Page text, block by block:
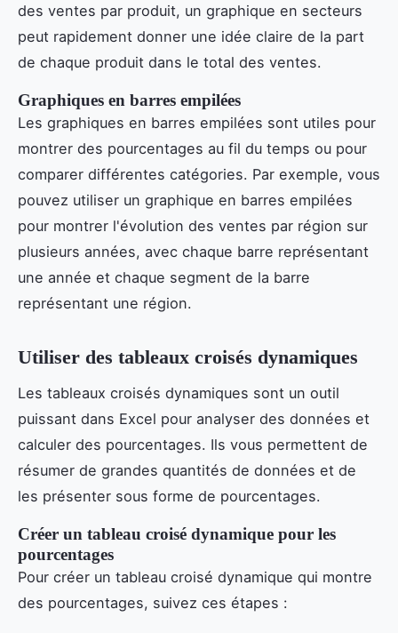
des ventes par produit, un graphique en secteurs
peut rapidement donner une idée claire de la part
de chaque produit dans le total des ventes.
Graphiques en barres empilées
Les graphiques en barres empilées sont utiles pour
montrer des pourcentages au fil du temps ou pour
comparer différentes catégories. Par exemple, vous
pouvez utiliser un graphique en barres empilées
pour montrer l'évolution des ventes par région sur
plusieurs années, avec chaque barre représentant
une année et chaque segment de la barre
représentant une région.
Utiliser des tableaux croisés dynamiques
Les tableaux croisés dynamiques sont un outil
puissant dans Excel pour analyser des données et
calculer des pourcentages. Ils vous permettent de
résumer de grandes quantités de données et de
les présenter sous forme de pourcentages.
Créer un tableau croisé dynamique pour les
pourcentages
Pour créer un tableau croisé dynamique qui montre
des pourcentages, suivez ces étapes :